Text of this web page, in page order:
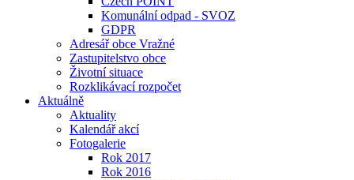
Komunální odpad - SVOZ
GDPR
Adresář obce Vražné
Zastupitelstvo obce
Životní situace
Rozklikávací rozpočet
Aktuálně
Aktuality
Kalendář akcí
Fotogalerie
Rok 2017
Rok 2016